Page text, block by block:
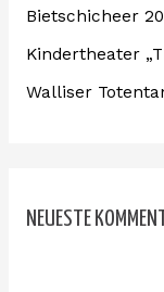
h
:
Bietschicheer
Kindertheater
Walliser
NEUESTE